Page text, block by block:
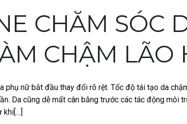
CHĂM SÓC
CHẬM LÃO
phụ nữ bắt đầu thay đổi rõ rệt. Tốc độ tái tạo da
Da cũng dễ mất cân bằng trước các tác động môi
khi[…]